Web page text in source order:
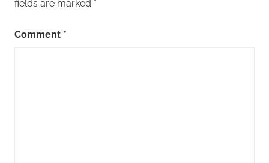
fields are marked *
Comment *